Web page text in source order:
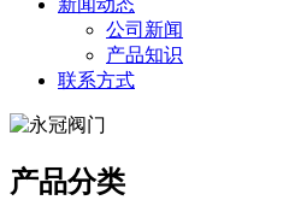
新闻动态
公司新闻
产品知识
联系方式
产品分类